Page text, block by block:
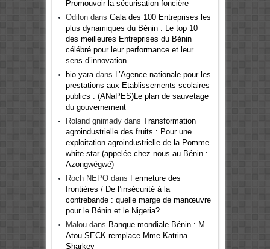
Promouvoir la sécurisation foncière
Odilondans Gala des 100 Entreprises les
plus dynamiques du Bénin : Le top 10
des meilleures Entreprises du Bénin
célébré pour leur performance et leur
sens d’innovation
bio yaradans L’Agence nationale pour les
prestations aux Etablissements scolaires
publics : (ANaPES)Le plan de sauvetage
du gouvernement
Roland gnimadydans Transformation
agroindustrielle des fruits : Pour une
exploitation agroindustrielle de la Pomme
white star (appelée chez nous au Bénin :
Azongwégwé)
Roch NEPOdans Fermeture des
frontières / De l’insécurité à la
contrebande : quelle marge de manœuvre
pour le Bénin et le Nigeria?
Maloudans Banque mondiale Bénin : M.
Atou SECK remplace Mme Katrina
Sharkey